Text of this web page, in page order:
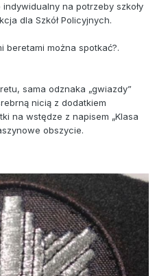
na potrzeby szkoły
dla Szkół Policyjnych.
beretami można spotkać?.
sama odznaka „gwiazdy”
nicią z dodatkiem
na wstędze z napisem „Klasa
obszycie.